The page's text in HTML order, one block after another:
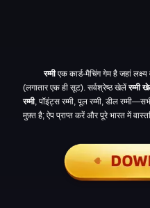
रम्मीएक कार्ड-मैचिंग गेम है जहां
(लगातार एक ही सूट). सर्वश्रेष्ठ खेलेंरम्मी
रम्मी, पॉइंट्स रम्मी, पूल रम्मी, डील
मुफ़्त है; ऐप प्राप्त करें और पूरे भारत में